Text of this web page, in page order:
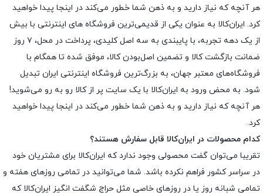
هر آنچه که نیاز دارید و به ذهن شما خطور می‌کند در اینجا پیدا خواهید
کرد. ایران‌کالا به عنوان یکی از قدیمی‌ترین فروشگاه های اینترنتی با بیش
از یک دهه تجربه، با پایبندی به سه اصل کلیدی، پرداخت در محل، ۷ روز
ضمانت بازگشت کالا و تضمین اصل‌بودن کالا، موفق شده تا همگام با
فروشگاه‌های معتبر جهان، به بزرگ‌ترین فروشگاه اینترنتی ایران تبدیل
شود. به محض ورود به ایران‌کالا با یک سایت پر از کالا رو به رو می‌شوید!
هر آنچه که نیاز دارید و به ذهن شما خطور می‌کند در اینجا پیدا خواهید
کرد.
کدام محصولات در ایران‌کالا قابل سفارش هستند؟
تقریبا می‌توان گفت محصولی وجود ندارد که ایران‌کالا برای مشتریان خود
در سراسر کشور فراهم نکرده باشد. شما می‌توانید در تمامی روزهای هفته و
تمامی شبانه روز یا در روزهای خاصی مثل حراج شگفت انگیز ایران‌کالا که